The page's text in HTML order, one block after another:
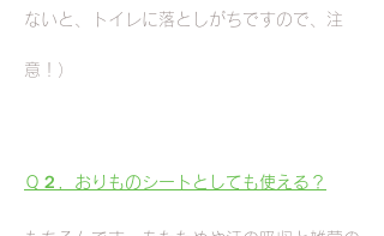
ないと、トイレに落としがちですので、注
意！）
Ｑ２．おりものシートとしても使える？